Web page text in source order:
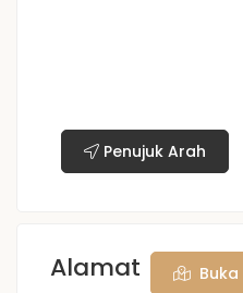
Penujuk Arah
Alamat